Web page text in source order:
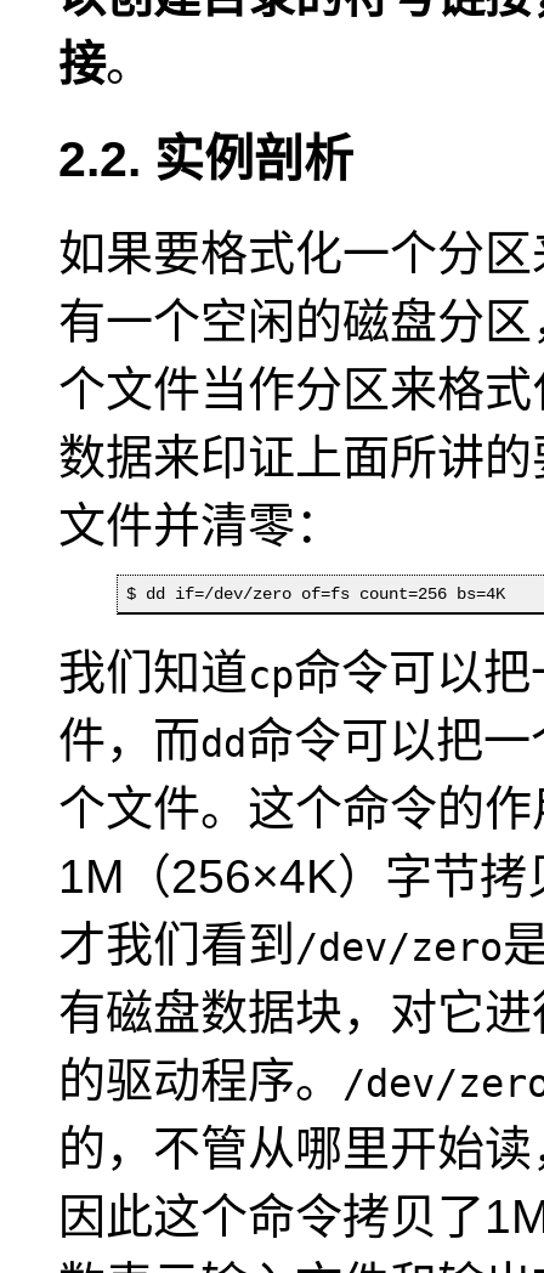
接。
2.2. 实例剖析
如果要格式化一个分
有一个空闲的磁盘分
个文件当作分区来格
数据来印证上面所讲
文件并清零：
$ dd if=/dev/zero of=fs count=256 bs=4K
我们知道cp命令可以
件，而dd命令可以把
个文件。这个命令的
1M（256×4K）字节拷
才我们看到 /dev/zero
有磁盘数据块，对它
的驱动程序。
/dev/
的，不管从哪里开始
因此这个命令拷贝了